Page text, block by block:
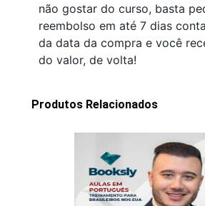
não gostar do curso, basta
reembolso em até 7 dias
da data da compra e você
do valor, de volta!
Produtos Relacionados